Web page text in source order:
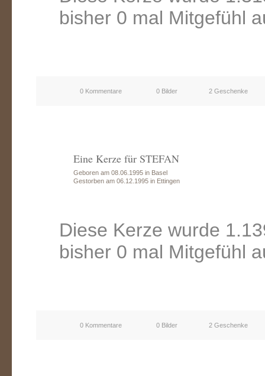
bisher 0 mal Mitgefühl
0 Kommentare 0 Bilder 2 Geschenke
Eine Kerze für STEFAN
Geboren am 08.06.1995 in Basel
Gestorben am 06.12.1995 in Ettingen
Diese Kerze wurde
bisher 0 mal Mitgefühl
0 Kommentare 0 Bilder 2 Geschenke